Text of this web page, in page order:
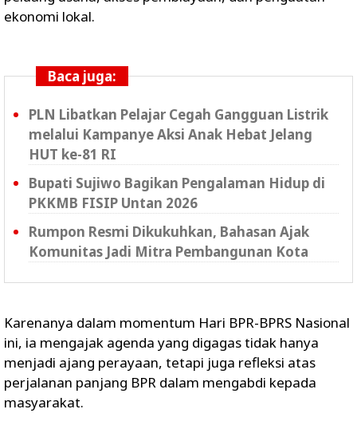
ekonomi lokal.
Baca juga:
PLN Libatkan Pelajar Cegah Gangguan Listrik
melalui Kampanye Aksi Anak Hebat Jelang
HUT ke-81 RI
Bupati Sujiwo Bagikan Pengalaman Hidup di
PKKMB FISIP Untan 2026
Rumpon Resmi Dikukuhkan, Bahasan Ajak
Komunitas Jadi Mitra Pembangunan Kota
Karenanya dalam momentum Hari BPR-BPRS Nasional
ini, ia mengajak agenda yang digagas tidak hanya
menjadi ajang perayaan, tetapi juga refleksi atas
perjalanan panjang BPR dalam mengabdi kepada
masyarakat.